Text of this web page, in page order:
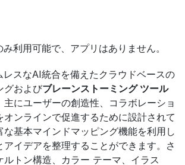
利用可能で、アプリはありません。
スなAI統合を備えたクラウドベースの
グおよびブレーンストーミング ツール
主にユーザーの創造性、コラボレーショ
オンラインで促進するために設計されて
な基本マインドマッピング機能を利用し
アイデアを整理することができます。さ
ルトン構造、カラー テーマ、イラス